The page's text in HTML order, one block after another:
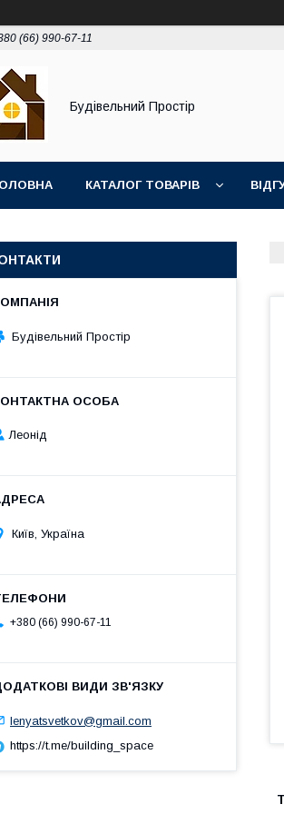
(66) 990-67-11
Будівельний Простір
КАТАЛОГ ТОВАРІВ
Будівельний Простір
Леонід
Київ, Україна
+380 (66) 990-67-11
lenyatsvetkov@gmail.com
https://t.me/building_space